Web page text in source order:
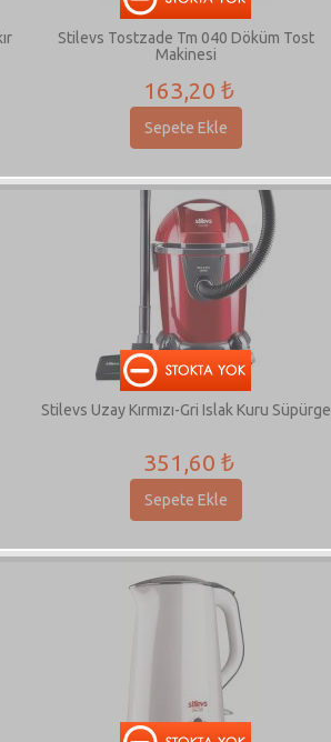
Stilevs Tostzade Tm 040 Döküm Tost
Makinesi
163,20 ₺
Sepete Ekle
Stilevs Uzay Kırmızı-Gri Islak Kuru Süpürge
351,60 ₺
Sepete Ekle